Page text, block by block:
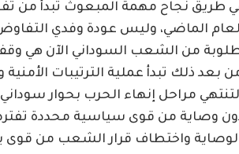
طريق نجاح مهمة المبعوث تبدأ من
الماضي، وليس عودة وفدي التفاوض
من الشعب السوداني الآن هي
بعد ذلك تبدأ عملية الترتيبات
مراحل إنهاء الحرب بحوار
وصاية من قوى سياسية محددة
واختطاف قرار الشعب من